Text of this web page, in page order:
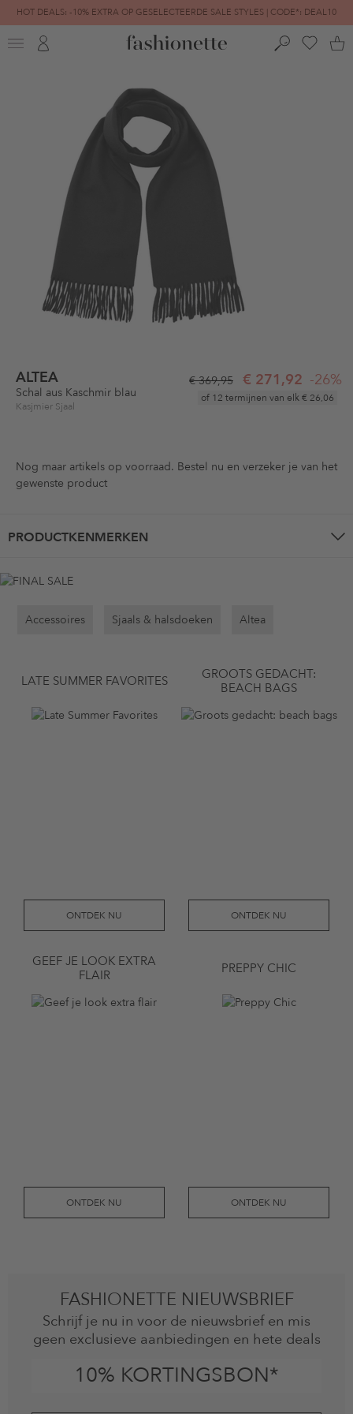
HOT DEALS: -10% EXTRA OP GESELECTEERDE SALE STYLES | CODE*: DEAL10
FINAL SALE | TOT -80% GEREDUCEERD
ALTEA
Schal aus Kaschmir blau
Kasjmier Sjaal
€ 369,95 € 271,92 -26%
of 12 termijnen van elk€ 26,06
Nog maar artikels op voorraad. Bestel nu en verzeker je van het
gewenste product
PRODUCTKENMERKEN
Accessoires Sjaals & halsdoeken Altea
LATE SUMMER FAVORITES
ONTDEK NU
GROOTS GEDACHT:
BEACH BAGS
ONTDEK NU
GEEF JE LOOK EXTRA
FLAIR
ONTDEK NU
PREPPY CHIC
ONTDEK NU
FASHIONETTE NIEUWSBRIEF
Schrijf je nu in voor de nieuwsbrief en mis
geen exclusieve aanbiedingen en hete deals
10% KORTINGSBON*